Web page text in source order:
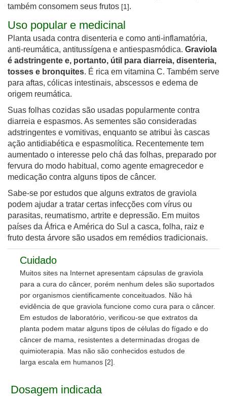
também consomem seus frutos [1].
Uso popular e medicinal
Planta usada contra disenteria e como anti-inflamatória,
anti-reumática, antitussígena e antiespasmódica. Graviola
é adstringente e, portanto, útil para diarreia, disenteria,
tosses e bronquites. É rica em vitamina C. Também serve
para aftas, cólicas intestinais, abscessos e edema de
origem reumática.
Suas folhas cozidas são usadas popularmente contra
diarreia e espasmos. As sementes são consideradas
adstringentes e vomitivas, enquanto se atribui às cascas
ação antidiabética e espasmolítica. Recentemente tem
aumentado o interesse pelo chá das folhas, preparado por
fervura do modo habitual, como agente emagrecedor e
medicação contra alguns tipos de câncer.
Sabe-se por estudos que alguns extratos de graviola
podem ajudar a tratar certas infecções com vírus ou
parasitas, reumatismo, artrite e depressão. Em muitos
países da África e América do Sul a casca, folha, raiz e
fruto desta árvore são usados em remédios tradicionais.
Cuidado
Muitos sites na Internet apresentam cápsulas de graviola
para a cura do câncer, porém nenhum deles são suportados
por organismos cientificamente conceituados. Não há
evidência de que graviola funcione como cura para o câncer.
Em estudos de laboratório, verificou-se que extratos da
planta podem matar alguns tipos de células do fígado e do
câncer de mama, resistentes a determinadas drogas de
quimioterapia. Mas não são conhecidos estudos de
larga escala em humanos [2]
Dosagem indicada